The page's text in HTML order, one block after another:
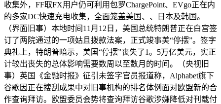
收集外，FF取FX用户仍可利用包罗ChargePoint、EVgo正在内
的多家DC快速充电收集，全面笼盖美国、、日本及韩国。
（界面旧事）本地时间11月12日，美国总统特朗普正在白宫签
订了两院通过的一项姑且拨款法案，正式竣事美“停摆”。签字
典礼上，特朗普暗示，美国“停摆”丧失了1。5万亿美元，实正
计较出丧失的总体影响需要数周以至数月的时间。（央视旧
事）英国《金融时报》征引未签字官员报道称，Alphabet旗下
谷歌因正在搜刮成果中对旧事机构的排名体例面对欧盟新的合
作查询拜访。欧盟委员会势将查询拜访谷歌涉嫌降低对刊载付